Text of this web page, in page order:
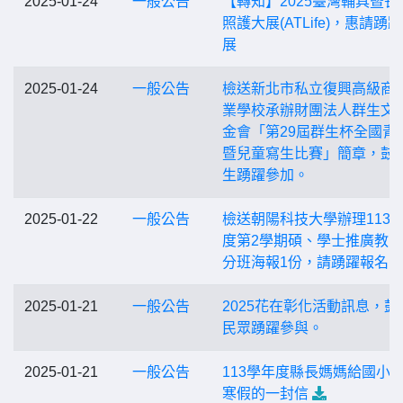
照護大展(ATLife)，惠請踴
展
2025-01-24 一般公告
檢送新北市私立復興高級商
業學校承辦財團法人群生文
金會「第29屆群生杯全國青
暨兒童寫生比賽」簡章，鼓
生踴躍參加。
2025-01-22 一般公告
檢送朝陽科技大學辦理113
度第2學期碩、學士推廣教
分班海報1份，請踴躍報名。
2025-01-21 一般公告
2025花在彰化活動訊息，鼓
民眾踴躍參與。
2025-01-21 一般公告
113學年度縣長媽媽給國小
寒假的一封信